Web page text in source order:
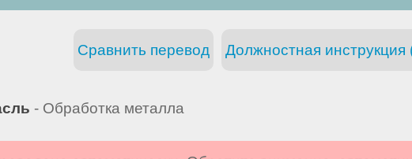
Должностная инструкция
Сравнить перевод
- Обработка металла